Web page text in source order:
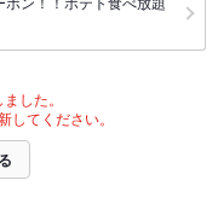
した。
てください。